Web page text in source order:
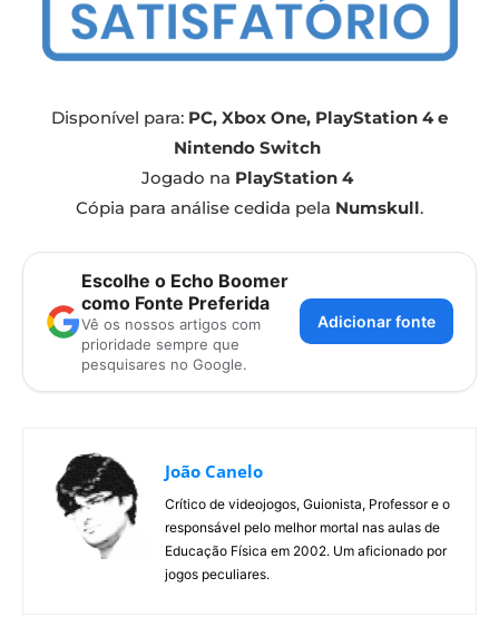
Disponível para: PC, Xbox One, PlayStation 4 e
Nintendo Switch
Jogado na PlayStation 4
Cópia para análise cedida pela Numskull.
Escolhe o Echo Boomer
como Fonte Preferida
Vê os nossos artigos com
prioridade sempre que
pesquisares no Google.
Adicionar fonte
João Canelo
Crítico de videojogos, Guionista, Professor e o
responsável pelo melhor mortal nas aulas de
Educação Física em 2002. Um aficionado por
jogos peculiares.